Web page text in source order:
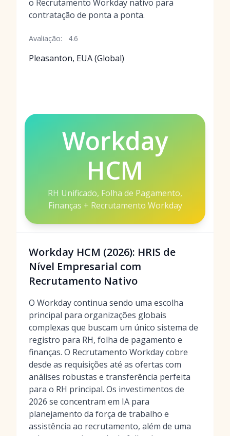
o Recrutamento Workday nativo para
contratação de ponta a ponta.
Avaliação: 4.6
Pleasanton, EUA (Global)
Workday
HCM
RH Unificado, Folha de Pagamento,
Finanças + Recrutamento Workday
Workday HCM (2026): HRIS de
Nível Empresarial com
Recrutamento Nativo
O Workday continua sendo uma escolha
principal para organizações globais
complexas que buscam um único sistema de
registro para RH, folha de pagamento e
finanças. O Recrutamento Workday cobre
desde as requisições até as ofertas com
análises robustas e transferência perfeita
para o RH principal. Os investimentos de
2026 se concentram em IA para
planejamento da força de trabalho e
assistência ao recrutamento, além de uma